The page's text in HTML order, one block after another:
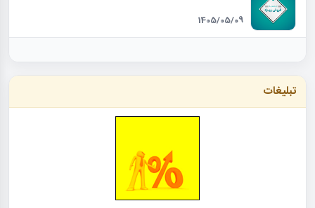
1405/05/09
تبلیغات